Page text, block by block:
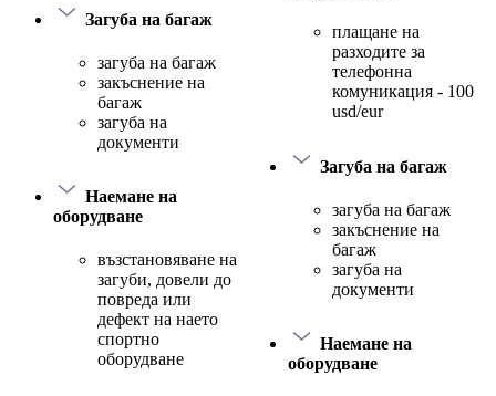
Загуба на багаж
загуба на багаж
закъснение на
багаж
загуба на
документи
Наемане на
оборудване
възстановяване на
загуби, довели до
повреда или
дефект на наето
спортно
оборудване
плащане на
разходите за
телефонна
комуникация - 100
usd/eur
Загуба на багаж
загуба на багаж
закъснение на
багаж
загуба на
документи
Наемане на
оборудване